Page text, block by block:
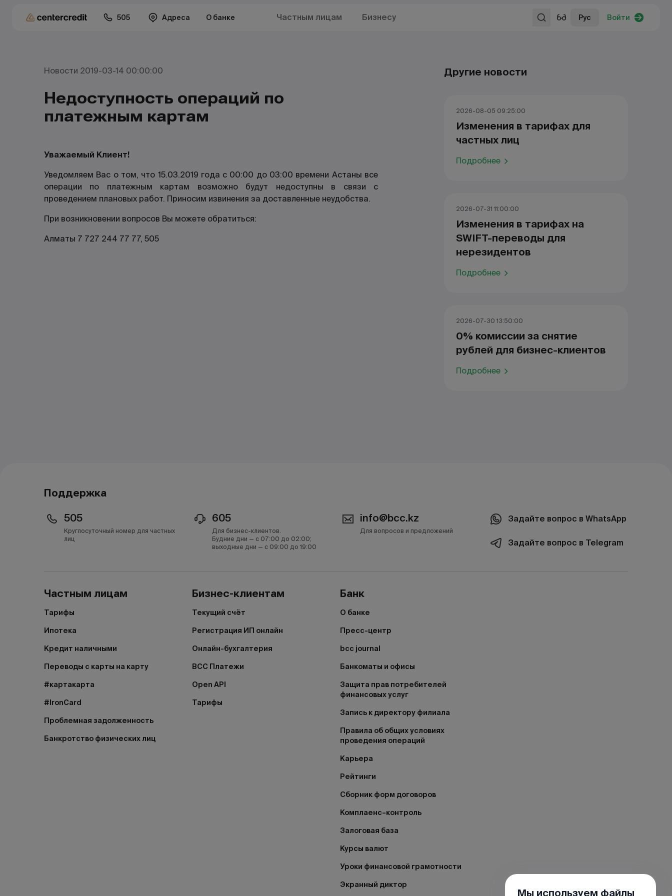
505 Адреса О банке Частным лицам Бизнесу Рус Войти
Новости 2019-03-14 00:00:00
Недоступность операций по
платежным картам
Уважаемый Клиент!
Уведомляем Вас о том, что 15.03.2019 года с 00:00 до 03:00 времени Астаны все
операции по платежным картам возможно будут недоступны в связи с
проведением плановых работ. Приносим извинения за доставленные неудобства.
При возникновении вопросов Вы можете обратиться:
Алматы 7 727 244 77 77, 505
Другие новости
2026-08-05 09:25:00
Изменения в тарифах для
частных лиц
Подробнее
2026-07-31 11:00:00
Изменения в тарифах на
SWIFT-переводы для
нерезидентов
Подробнее
2026-07-30 13:50:00
0% комиссии за снятие
рублей для бизнес-клиентов
Подробнее
Поддержка
505
Круглосуточный номер для частных
лиц
605
Для бизнес-клиентов.
Будние дни — с 07:00 до 02:00;
выходные дни — с 09:00 до 19:00
info@bcc.kz
Для вопросов и предложений
Задайте вопрос в WhatsApp
Задайте вопрос в Telegram
Частным лицам
Тарифы
Ипотека
Кредит наличными
Переводы с карты на карту
#картакарта
#IronCard
Проблемная задолженность
Банкротство физических лиц
Бизнес-клиентам
Текущий счёт
Регистрация ИП онлайн
Онлайн-бухгалтерия
BCC Платежи
Open API
Тарифы
Банк
О банке
Пресс-центр
bcc journal
Банкоматы и офисы
Защита прав потребителей
финансовых услуг
Запись к директору филиала
Правила об общих условиях
проведения операций
Карьера
Рейтинги
Сборник форм договоров
Комплаенс–контроль
Залоговая база
Курсы валют
Уроки финансовой грамотности
Экранный диктор
Мы используем файлы